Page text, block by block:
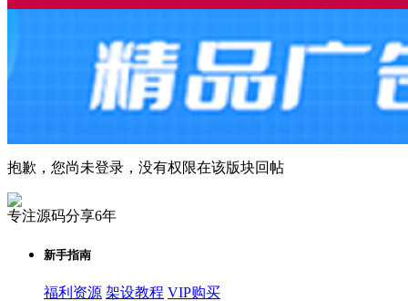
抱歉，您尚未登录，没有权限在该版块回帖
专注源码分享6年
新手指南
福利资源 架设教程 VIP购买